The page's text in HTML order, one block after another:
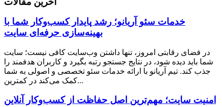
خدمات سئو آریانو؛ رشد پایدار کسب‌وکار شما با
بهینه‌سازی حرفه‌ای سایت
در فضای رقابتی امروز، تنها داشتن وب‌سایت کافی نیست؛ سایت
شما باید دیده شود، در نتایج جستجو رتبه بگیرد و کاربران هدفمند را
جذب کند. تیم آریانو با ارائه خدمات سئو تخصصی و اصولی به شما
کمک می‌کند در کمترین...
امنیت سایت؛ مهم‌ترین اصل حفاظت از کسب‌وکار آنلاین